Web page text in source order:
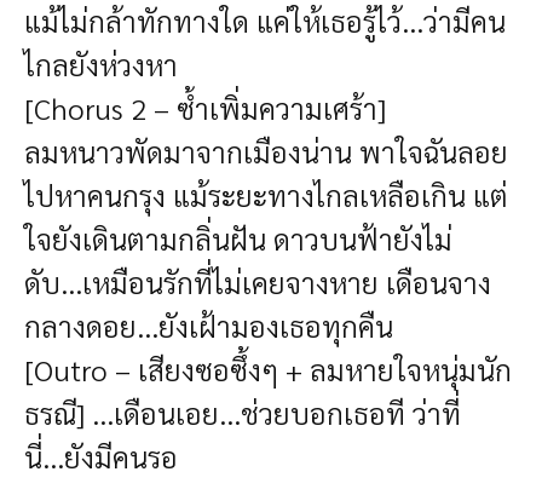
แม้ไม่กล้าทักทางใด แค่ให้เธอรู้ไว้...ว่ามีคน
ไกลยังห่วงหา
[Chorus 2 – ซ้ำเพิ่มความเศร้า]
ลมหนาวพัดมาจากเมืองน่าน พาใจฉันลอย
ไปหาคนกรุง แม้ระยะทางไกลเหลือเกิน แต่
ใจยังเดินตามกลิ่นฝัน ดาวบนฟ้ายังไม่
ดับ...เหมือนรักที่ไม่เคยจางหาย เดือนจาง
กลางดอย...ยังเฝ้ามองเธอทุกคืน
[Outro – เสียงซอซึ้งๆ + ลมหายใจหนุ่มนัก
ธรณี] ...เดือนเอย...ช่วยบอกเธอที ว่าที่
นี่...ยังมีคนรอ